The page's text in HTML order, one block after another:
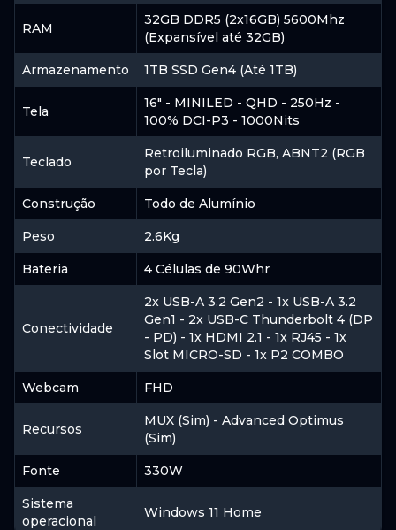
ACESSAR
RAM
32GB DDR5 (2x16GB) 5600Mhz
(Expansível até 32GB)
Armazenamento 1TB SSD Gen4 (Até 1TB)
Tela
16" - MINILED - QHD - 250Hz -
100% DCI-P3 - 1000Nits
Teclado
Retroiluminado RGB, ABNT2 (RGB
por Tecla)
Construção Todo de Alumínio
Peso 2.6Kg
Bateria 4 Células de 90Whr
Conectividade
2x USB-A 3.2 Gen2 - 1x USB-A 3.2
Gen1 - 2x USB-C Thunderbolt 4 (DP
- PD) - 1x HDMI 2.1 - 1x RJ45 - 1x
Slot MICRO-SD - 1x P2 COMBO
Webcam FHD
Recursos
MUX (Sim) - Advanced Optimus
(Sim)
Fonte 330W
Sistema
operacional
Windows 11 Home